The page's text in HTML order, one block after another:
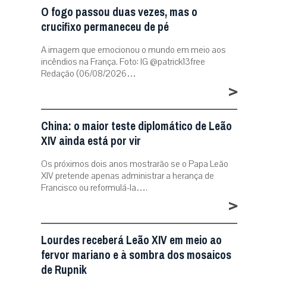
O fogo passou duas vezes, mas o
crucifixo permaneceu de pé
A imagem que emocionou o mundo em meio aos
incêndios na França. Foto: IG @patrick13free
Redação (06/08/2026…
>
China: o maior teste diplomático de Leão
XIV ainda está por vir
Os próximos dois anos mostrarão se o Papa Leão
XIV pretende apenas administrar a herança de
Francisco ou reformulá-la….
>
Lourdes receberá Leão XIV em meio ao
fervor mariano e à sombra dos mosaicos
de Rupnik